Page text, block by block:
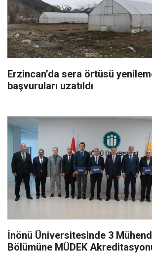
Erzincan’da sera örtüsü
başvuruları uzatıldı
İnönü Üniversitesinde 3
Bölümüne MÜDEK